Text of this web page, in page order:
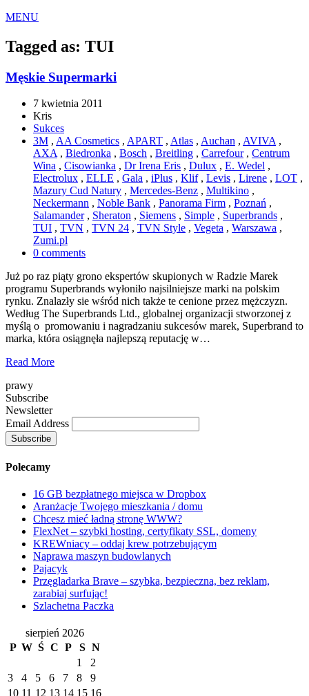
MENU
Tagged as: TUI
Męskie Supermarki
7 kwietnia 2011
Kris
Sukces
3M , AA Cosmetics , APART , Atlas , Auchan , AVIVA,
AXA, Biedronka , Bosch , Breitling , Carrefour, Centrum
Wina , Cisowianka , Dr Irena Eris , Dulux , E. Wedel ,
Electrolux , ELLE , Gala , iPlus , Klif, Levis , Lirene , LOT ,
Mazury Cud Natury , Mercedes-Benz , Multikino ,
Neckermann , Noble Bank , Panorama Firm , Poznań ,
Salamander, Sheraton , Siemens , Simple , Superbrands ,
TUI , TVN , TVN 24 , TVN Style , Vegeta , Warszawa ,
Zumi.pl
0 comments
Już po raz piąty grono ekspertów skupionych w Radzie Marek
programu Superbrands wyłoniło najsilniejsze marki na polskim
rynku. Znalazły sie wśród nich także te cenione przez mężczyzn.
Według The Superbrands Ltd., globalnej organizacji stworzonej z
myślą o promowaniu i nagradzaniu sukcesów marek, Superbrand to
marka, która osiągnęła najlepszą reputację w…
Read More
prawy
Subscribe
Newsletter
Email Address
Polecamy
16 GB bezpłatnego miejsca w Dropbox
Aranżacje Twojego mieszkania / domu
Chcesz mieć ładną stronę WWW?
FlexNet – szybki hosting, certyfikaty SSL, domeny
KREWniacy – oddaj krew potrzebującym
Naprawa maszyn budowlanych
Pajacyk
Przęgladarka Brave – szybka, bezpieczna, bez reklam,
zarabiaj surfując!
Szlachetna Paczka
sierpień 2026
P W Ś C P S N
1
2
3
4 5 6 7 8
9
10 11 12 13 14 15 16